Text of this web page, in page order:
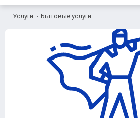
Услуги Бытовые услуги